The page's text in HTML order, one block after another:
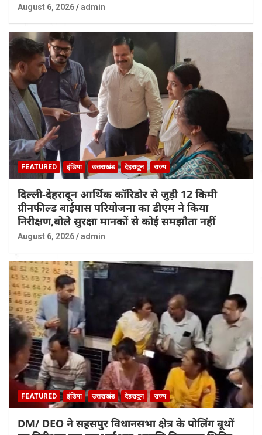
August 6, 2026 admin
FEATURED इंडिया उत्तराखंड देहरादून राज्य
दिल्ली-देहरादून आर्थिक कॉरिडोर से जुड़ी 12 किमी
ग्रीनफील्ड बाईपास परियोजना का डीएम ने किया
निरीक्षण,बोले सुरक्षा मानकों से कोई समझौता नहीं
August 6, 2026 admin
FEATURED इंडिया उत्तराखंड देहरादून राज्य
DM/ DEO ने सहसपुर विधानसभा क्षेत्र के पोलिंग बूथों